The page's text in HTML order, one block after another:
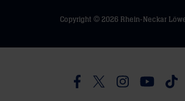
Copyright © 2026 Rhein-Neckar
Besucht uns auf
Besucht uns auf
Besucht uns
Besucht